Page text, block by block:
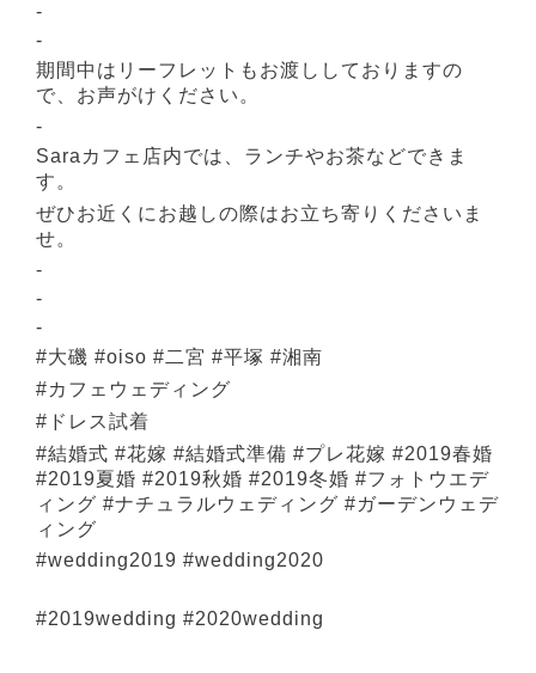
-
-
期間中はリーフレットもお渡ししておりますの
で、お声がけください。
-
Saraカフェ店内では、ランチやお茶などできま
す。
ぜひお近くにお越しの際はお立ち寄りくださいま
せ。
-
-
-
#大磯 #oiso #二宮 #平塚 #湘南
#カフェウェディング
#ドレス試着
#結婚式 #花嫁 #結婚式準備 #プレ花嫁 #2019春婚
#2019夏婚 #2019秋婚 #2019冬婚 #フォトウエデ
ィング #ナチュラルウェディング #ガーデンウェデ
ィング
#wedding2019 #wedding2020
#2019wedding #2020wedding